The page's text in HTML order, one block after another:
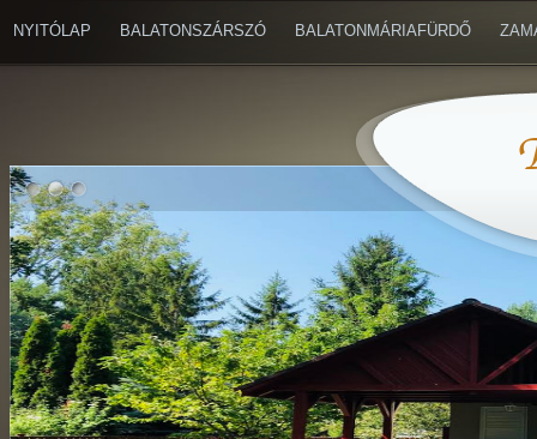
NYITÓLAP BALATONSZÁRSZÓ BALATONMÁRIAFÜRDŐ